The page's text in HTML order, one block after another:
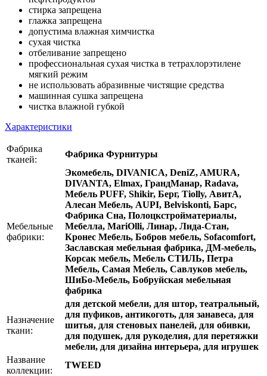
стирка запрещена
глажка запрещена
допустима влажная химчистка
сухая чистка
отбеливание запрещено
профессиональная сухая чистка в тетрахлорэтилене
мягкий режим
не использовать абразивные чистящие средства
машинная сушка запрещена
чистка влажной губкой
Характеристики
Фабрика
тканей:
Фабрика Фурнитуры
Мебельные
фабрики:
Экомебель, DIVANICA, DeniZ, AMURA,
DIVANTA, Elmax, ГрандМанар, Radava,
Мебель PUFF, Shikir, Берг, Tiolly, АвитА,
Алесан Мебель, AUPI, Belviskonti, Барс,
Фабрика Сна, Полоцкстройматериалы,
Мебелла, MariOlli, Линар, Лида-Стан,
Кронес Мебель, Бобров мебель, Sofacomfort,
Заславская мебельная фабрика, ДМ-мебель,
Корсак мебель, Мебель СТИЛЬ, Петра
Мебель, Самая Мебель, Савлуков мебель,
ШиБо-Мебель, Бобруйская мебельная
фабрика
Назначение
ткани:
для детской мебели, для штор, театральный,
для пуфиков, антикоготь, для занавеса, для
шитья, для стеновых панелей, для обивки,
для подушек, для рукоделия, для перетяжки
мебели, для дизайна интерьера, для игрушек
Название
коллекции:
TWEED